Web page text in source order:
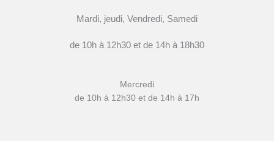
Mardi, jeudi, Vendredi, Samedi
de 10h à 12h30 et de 14h à 18h30
Mercredi
de 10h à 12h30 et de 14h à 17h